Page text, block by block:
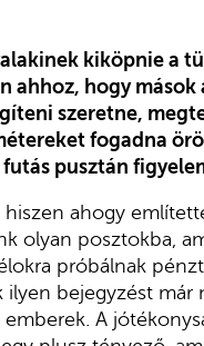
kiköpnie a
ahhoz, hogy mások
szeretne,
fogadna
pusztán
hiszen ahogy
olyan posztokba,
próbálnak
ilyen bejegyzést már
emberek. A